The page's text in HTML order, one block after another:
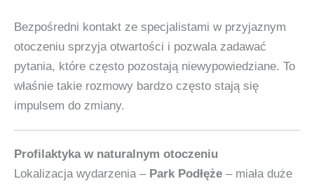
Bezpośredni kontakt ze specjalistami w przyjaznym
otoczeniu sprzyja otwartości i pozwala zadawać
pytania, które często pozostają niewypowiedziane. To
właśnie takie rozmowy bardzo często stają się
impulsem do zmiany.
Profilaktyka w naturalnym otoczeniu
Lokalizacja wydarzenia – Park Podłęże – miała duże